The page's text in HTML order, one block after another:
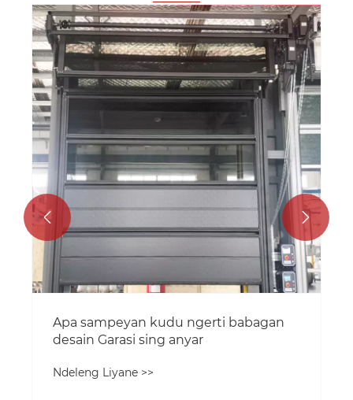
Apa sampeyan kudu ngerti babagan
desain Garasi sing anyar
Ndeleng Liyane >>
 